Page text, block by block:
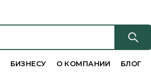
БИЗНЕСУ О КОМПАНИИ БЛОГ